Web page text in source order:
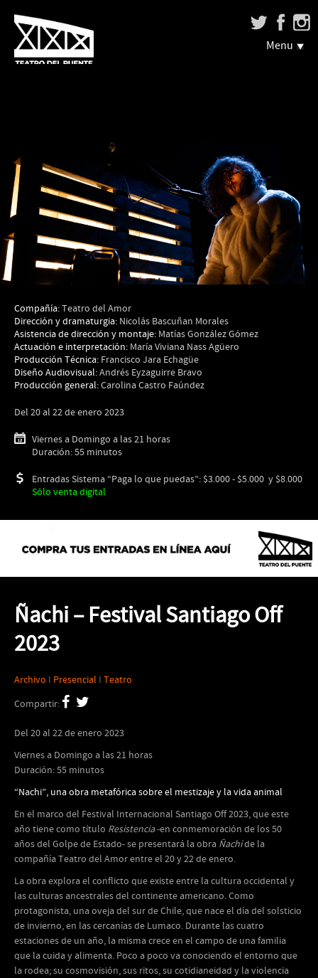
Menu
Compañía:Teatro del Amor
Dirección y dramaturgia: Nicolás Bascuñan Morales
Asistencia de dirección y montaje: Matías González Gómez
Actuación e interpretación: María Viviana Nass Agüero
Producción Técnica: Francisco Jara Echagüe
Diseño Audiovisual:Andrés Eyzaguirre Bravo
Producción general:Carolina Castro Faúndez
Del 20 al 22 de enero 2023
Viernes a Domingo a las 21 horas
Duración: 55 minutos
Entradas Sistema “Paga lo que puedas”: $3.000 - $5.000 y $8.000
Sólo venta digital
Ñachi – Festival Santiago Off
2023
Archivo I Presencial I Teatro
Compartir:
Del 20 al 22 de enero 2023
Viernes a Domingo a las 21 horas
Duración: 55 minutos
“Nachi”, una obra metafórica sobre el mestizaje y la vida animal
En el marco del Festival Internacional Santiago Off 2023, que este
año tiene como título Resistencia-en conmemoración de los 50
años del Golpe de Estado- se presentará la obra Ñachide la
compañía Teatro del Amor entre el 20 y 22 de enero.
La obra explora el conflicto que existe entre la cultura occidental y
las culturas ancestrales del continente americano. Como
protagonista, una oveja del sur de Chile, que nace el día del solsticio
de invierno, en las cercanías de Lumaco. Durante las cuatro
estaciones de un año, la misma crece en el campo de una familia
que la cuida y alimenta. Poco a poco va conociendo el entorno que
la rodea; su cosmovisión, sus ritos, su cotidianeidad y la violencia